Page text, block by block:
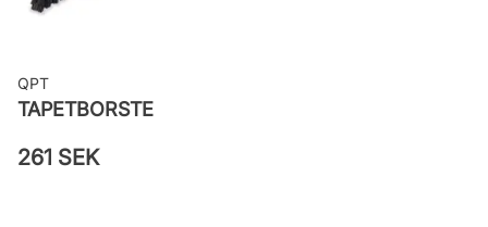
QPT
TAPETBORSTE
261 SEK